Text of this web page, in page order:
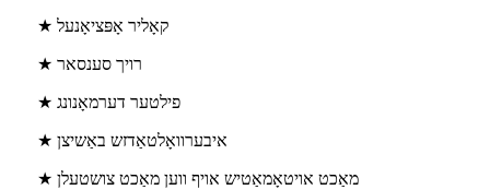
★ קאָליר אָפּציאָנעל
★ רויך סענסאר
★ פילטער דערמאָנונג
★ איבערוואָלטאַדזש באַשיצן
★ מאַכט אויטאָמאַטיש אויף ווען מאַכט צושטעלן